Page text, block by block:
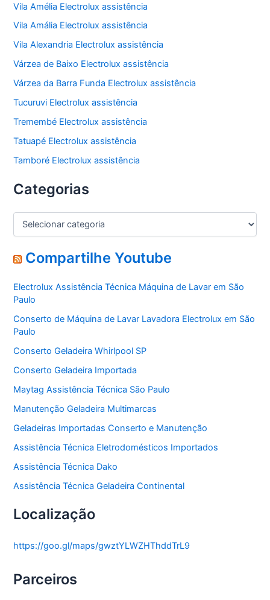
Vila Amélia Electrolux assistência
Vila Amália Electrolux assistência
Vila Alexandria Electrolux assistência
Várzea de Baixo Electrolux assistência
Várzea da Barra Funda Electrolux assistência
Tucuruvi Electrolux assistência
Tremembé Electrolux assistência
Tatuapé Electrolux assistência
Tamboré Electrolux assistência
Categorias
C
e
g
r
i
a
s
Compartilhe Youtube
Electrolux Assistência Técnica Máquina de Lavar em São
Paulo
Conserto de Máquina de Lavar Lavadora Electrolux em São
Paulo
Conserto Geladeira Whirlpool SP
Conserto Geladeira Importada
Maytag Assistência Técnica São Paulo
Manutenção Geladeira Multimarcas
Geladeiras Importadas Conserto e Manutenção
Assistência Técnica Eletrodomésticos Importados
Assistência Técnica Dako
Assistência Técnica Geladeira Continental
Localização
https://goo.gl/maps/gwztYLWZHThddTrL9
Parceiros